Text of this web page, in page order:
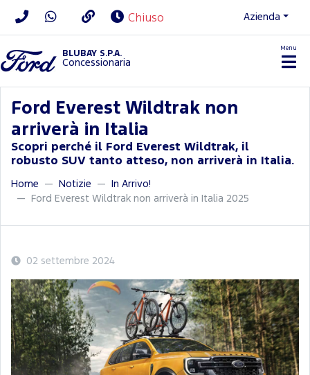
Chiuso Azienda
BLUBAY S.P.A.
Concessionaria
Menu
Ford Everest Wildtrak non
arriverà in Italia
Scopri perché il Ford Everest Wildtrak, il
robusto SUV tanto atteso, non arriverà in Italia.
Home Notizie
In Arrivo!
Ford Everest Wildtrak non arriverà in Italia 2025
02 settembre 2024